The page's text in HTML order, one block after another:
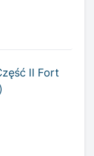
II Fort